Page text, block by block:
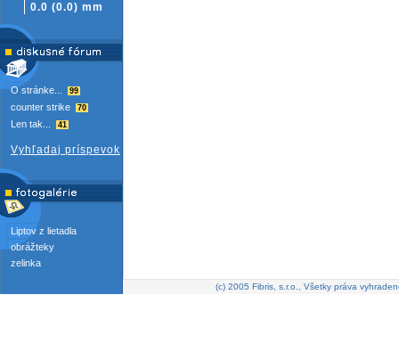
0.0 (0.0) mm
O stránke... 99
counter strike 70
Len tak... 41
Vyhľadaj príspevok
Liptov z lietadla
obrážteky
zelinka
(c) 2005 Fibris, s.r.o., Všetky práva